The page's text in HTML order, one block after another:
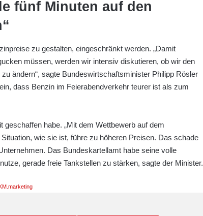
fünf Minuten auf den
zu gestalten, eingeschränkt werden. „Damit
müssen, werden wir intensiv diskutieren, ob wir den
ändern“, sagte Bundeswirtschaftsminister Philipp Rösler
dass Benzin im Feierabendverkehr teurer ist als zum
habe. „Mit dem Wettbewerb auf dem
wie sie ist, führe zu höheren Preisen. Das schade
Das Bundeskartellamt habe seine volle
gerade freie Tankstellen zu stärken, sagte der Minister.